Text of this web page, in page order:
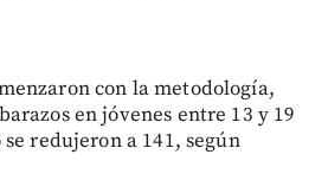
con la metodología,
en jóvenes entre 13 y 19
redujeron a 141, según